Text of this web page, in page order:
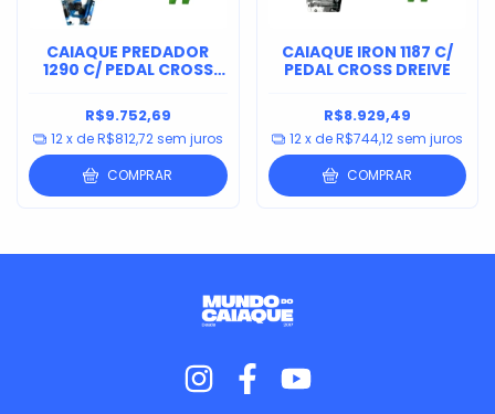
CAIAQUE PREDADOR
1290 C/ PEDAL CROSS
R$9.752,69
12x deR$812,72sem juros
COMPRAR
CAIAQUE IRON 1187 C/
PEDAL CROSS DREIVE
R$8.929,49
12x deR$744,12sem juros
COMPRAR